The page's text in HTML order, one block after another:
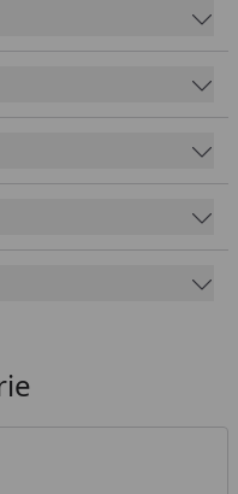
die somit nicht
2
10-12 kg Pellets),
und wird somit
zu
In jeder Hinsicht
Feuerstellen.